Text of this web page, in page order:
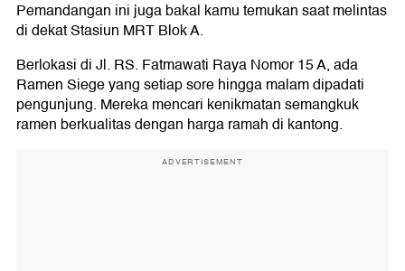
Pemandangan ini juga bakal kamu temukan saat melintas
di dekat Stasiun MRT Blok A.
Berlokasi di Jl. RS. Fatmawati Raya Nomor 15 A, ada
Ramen Siege yang setiap sore hingga malam dipadati
pengunjung. Mereka mencari kenikmatan semangkuk
ramen berkualitas dengan harga ramah di kantong.
ADVERTISEMENT